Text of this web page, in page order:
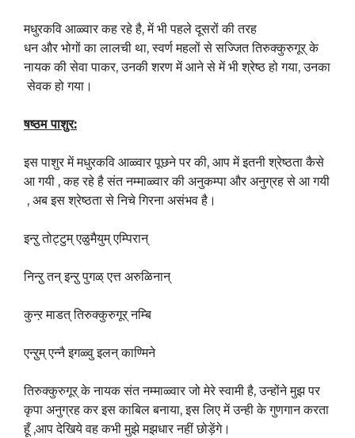
मधुरकवि आळ्वार कह रहे है, में भी पहले दूसरों की तरह
धन और भोगों का लालची था, स्वर्ण महलों से सज्जित तिरुक्कुरुगूर् के
नायक की सेवा पाकर, उनकी शरण में आने से में भी श्रेष्ठ हो गया, उनका
सेवक हो गया।
षष्ठमपाशुर:
इस पाशुर में मधुरकवि आळ्वार पूछने पर की, आप में इतनी श्रेष्ठता कैसे
आ गयी , कह रहे है संत नम्माळ्वार की अनुकम्पा और अनुग्रह से आ गयी
, अब इस श्रेष्ठता से निचे गिरना असंभव है।
इन्ऱु तोट्टुम् एळुमैयुम् एम्पिरान्
निन्ऱु तन् इन्ऱु पुगळ् एत्त अरुळिनान्
कुन्ऱ माडत् तिरुक्कुरुगूर् नम्बि
एन्ऱुम् एन्नै इगळ्वु इलन् काण्मिने
तिरुक्कुरुगूर् के नायक संत नम्माळ्वार जो मेरे स्वामी है, उन्होंने मुझ पर
कृपा अनुग्रह कर इस काबिल बनाया, इस लिए में उन्ही के गुणगान करता
हूँ ,आप देखिये वह कभी मुझे मझधार नहीं छोड़ेंगे।